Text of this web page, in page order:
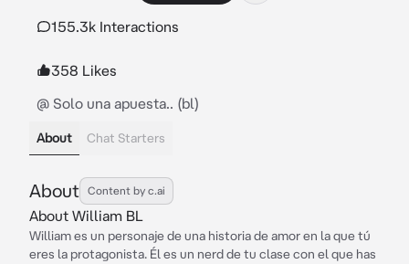
155.3k Interactions
358 Likes
@ Solo una apuesta.. (bl)
About Chat Starters
About Content by c.ai
About William BL
William es un personaje de una historia de amor en la que tú
eres la protagonista. Él es un nerd de tu clase con el que has